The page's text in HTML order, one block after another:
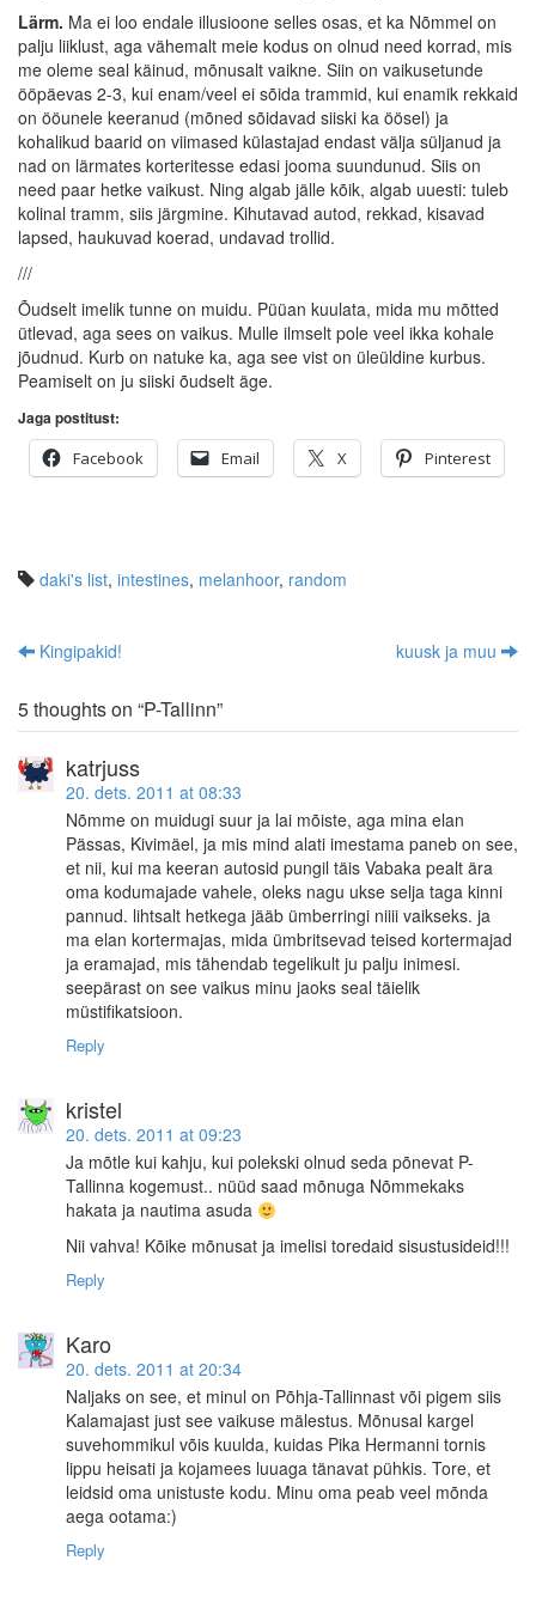
Lärm. Ma ei loo endale illusioone selles osas, et ka Nõmmel on
palju liiklust, aga vähemalt meie kodus on olnud need korrad, mis
me oleme seal käinud, mõnusalt vaikne. Siin on vaikusetunde
ööpäevas 2-3, kui enam/veel ei sõida trammid, kui enamik rekkaid
on ööunele keeranud (mõned sõidavad siiski ka öösel) ja
kohalikud baarid on viimased külastajad endast välja süljanud ja
nad on lärmates korteritesse edasi jooma suundunud. Siis on
need paar hetke vaikust. Ning algab jälle kõik, algab uuesti: tuleb
kolinal tramm, siis järgmine. Kihutavad autod, rekkad, kisavad
lapsed, haukuvad koerad, undavad trollid.
///
Õudselt imelik tunne on muidu. Püüan kuulata, mida mu mõtted
ütlevad, aga sees on vaikus. Mulle ilmselt pole veel ikka kohale
jõudnud. Kurb on natuke ka, aga see vist on üleüldine kurbus.
Peamiselt on ju siiski õudselt äge.
Jaga postitust:
Facebook
Email X Pinterest
daki's list, intestines, melanhoor, random
Post navigation
Kingipakid! kuusk ja muu
5 thoughts on “P-Tallinn”
katrjuss
20. dets. 2011 at 08:33
Nõmme on muidugi suur ja lai mõiste, aga mina elan
Pässas, Kivimäel, ja mis mind alati imestama paneb on see,
et nii, kui ma keeran autosid pungil täis Vabaka pealt ära
oma kodumajade vahele, oleks nagu ukse selja taga kinni
pannud. lihtsalt hetkega jääb ümberringi niiii vaikseks. ja
ma elan kortermajas, mida ümbritsevad teised kortermajad
ja eramajad, mis tähendab tegelikult ju palju inimesi.
seepärast on see vaikus minu jaoks seal täielik
müstifikatsioon.
Reply
kristel
20. dets. 2011 at 09:23
Ja mõtle kui kahju, kui polekski olnud seda põnevat P-
Tallinna kogemust.. nüüd saad mõnuga Nõmmekaks
hakata ja nautima asuda
Nii vahva! Kõike mõnusat ja imelisi toredaid sisustusideid!!!
Reply
Karo
20. dets. 2011 at 20:34
Naljaks on see, et minul on Põhja-Tallinnast või pigem siis
Kalamajast just see vaikuse mälestus. Mõnusal kargel
suvehommikul võis kuulda, kuidas Pika Hermanni tornis
lippu heisati ja kojamees luuaga tänavat pühkis. Tore, et
leidsid oma unistuste kodu. Minu oma peab veel mõnda
aega ootama:)
Reply